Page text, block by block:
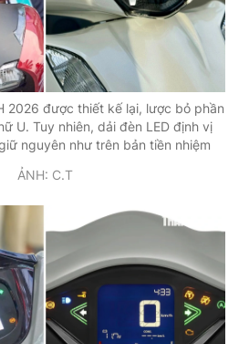
2026 được thiết kế lại, lược bỏ phần
U. Tuy nhiên, dải đèn LED định vị
nguyên như trên bản tiền nhiệm
ẢNH: C.T